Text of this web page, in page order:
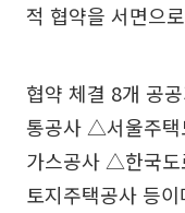
적 협약을 서면으
협약 체결 8개 공
통공사 △서울주
가스공사 △한국
토지주택공사 등